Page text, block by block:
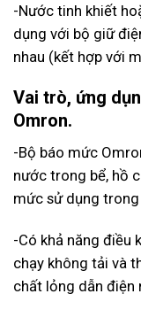
-Nước tinh khiết
dụng với bộ giữ
nhau (kết hợp với
Vai trò, ứng
Omron.
-Bộ báo mức
nước trong bể, hồ
mức sử dụng
-Có khả năng điều
chạy không tải và
chất lỏng dẫn điện